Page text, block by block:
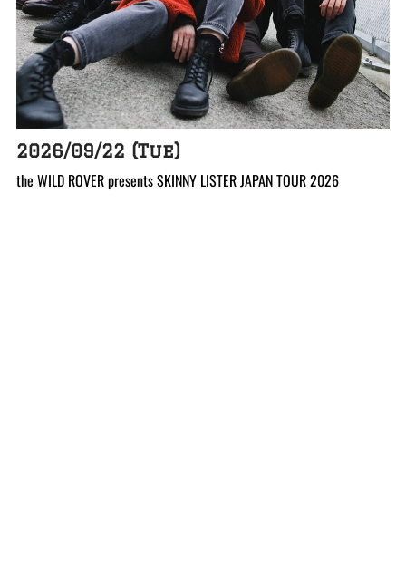
2026/09/22 (Tue)
the WILD ROVER presents SKINNY LISTER JAPAN TOUR 2026